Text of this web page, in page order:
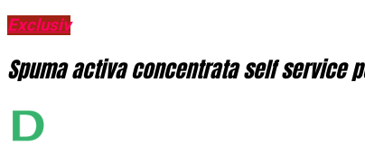
Exclusiv
Spuma activa concentrata self service